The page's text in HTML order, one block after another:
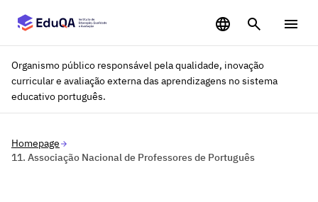
Organismo público responsável pela qualidade, inovação
curricular e avaliação externa das aprendizagens no sistema
educativo português.
Homepage
11. Associação Nacional de Professores de Português